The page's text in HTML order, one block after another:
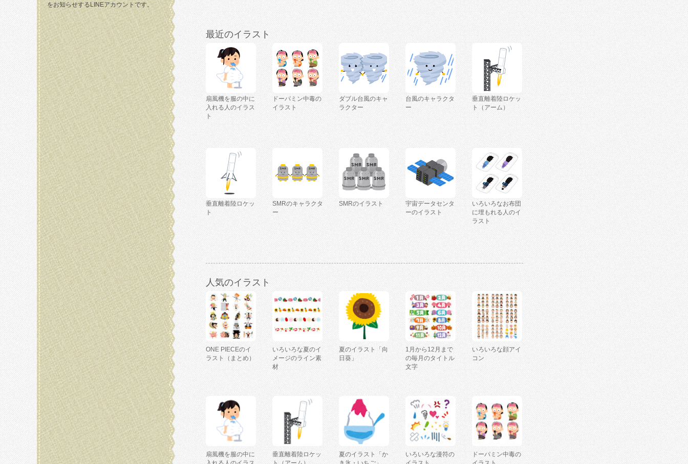
をお知らせするLINEアカウントです。
最近のイラスト
扇風機を服の中に
入れる人のイラス
ト
ドーパミン中毒の
イラスト
ダブル台風のキャ
ラクター
台風のキャラクタ
ー
垂直離着陸ロケッ
ト（アーム）
垂直離着陸ロケッ
ト
SMRのキャラクタ
ー
SMRのイラスト
宇宙データセンタ
ーのイラスト
いろいろなお布団
に埋もれる人のイ
ラスト
人気のイラスト
ONE PIECEのイ
ラスト（まとめ）
いろいろな夏のイ
メージのライン素
材
夏のイラスト「向
日葵」
1月から12月まで
の毎月のタイトル
文字
いろいろな顔アイ
コン
扇風機を服の中に
垂直離着陸ロケッ
夏のイラスト「か
いろいろな漫符の
ドーパミン中毒の